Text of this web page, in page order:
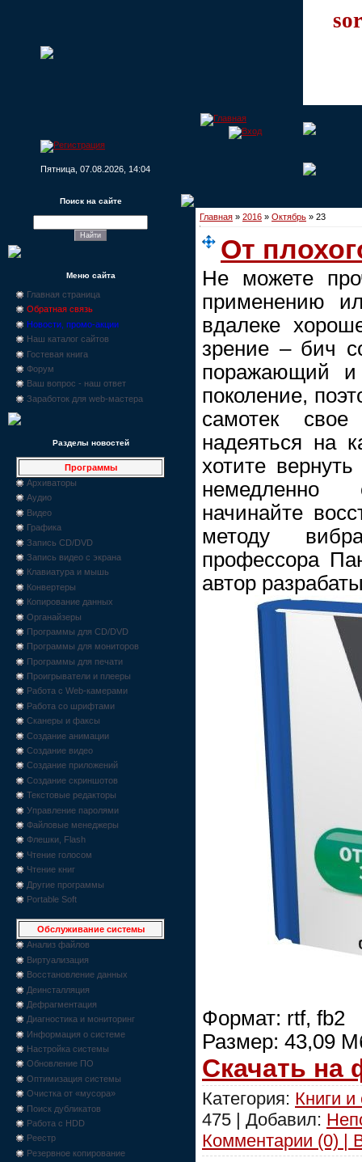
Пятница, 07.08.2026, 14:04
Поиск на сайте
Меню сайта
Главная страница
Обратная связь
Новости, промо-акции
Наш каталог сайтов
Гостевая книга
Форум
Ваш вопрос - наш ответ
Заработок для web-мастера
Разделы новостей
Программы
Архиваторы
Аудио
Видео
Графика
Запись CD/DVD
Запись видео с экрана
Клавиатура и мышь
Конвертеры
Копирование данных
Органайзеры
Программы для CD/DVD
Программы для мониторов
Программы для печати
Проигрыватели и плееры
Работа с Web-камерами
Работа со шрифтами
Сканеры и факсы
Создание анимации
Создание видео
Создание приложений
Создание скриншотов
Текстовые редакторы
Управление паролями
Файловые менеджеры
Флешки, Flash
Чтение голосом
Чтение книг
Другие программы
Portable Soft
Обслуживание системы
Анализ файлов
Виртуализация
Восстановление данных
Деинсталляция
Дефрагментация
Диагностика и мониторинг
Информация о системе
Настройка системы
Обновление ПО
Оптимизация системы
Очистка от «мусора»
Поиск дубликатов
Работа с HDD
Реестр
Резервное копирование
Главная » 2016 » Октябрь » 23
От
Не можете
применению
вдалеке
зрение – бич
поражающий
поколение,
самотек
надеяться на
хотите
начинайте
методу
профессора
автор
Формат: rtf, fb2
Размер: 43,09
Скачать на
Категория: Книги и
475 | Добавил:
Комментарии (0) |